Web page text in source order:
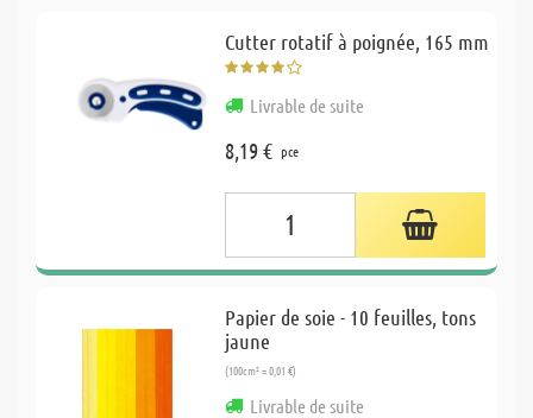
Cutter rotatif à poignée, 165 mm
Livrable de suite
8,19 € pce
Papier de soie - 10 feuilles, tons
jaune
(100cm² = 0,01 €)
Livrable de suite